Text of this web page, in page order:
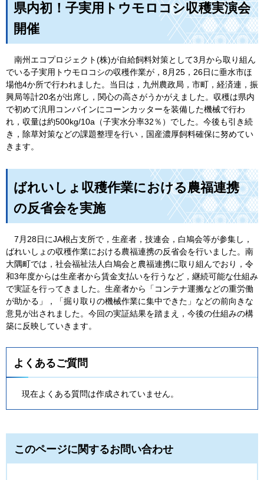
県内初！子実用トウモロコシ収穫実演会
開催
南州エコプロジェクト(株)が自給飼料対策として3月から取り組ん
でいる子実用トウモロコシの収穫作業が，8月25，26日に垂水市ほ
場他4か所で行われました。当日は，九州農政局，市町，経済連，振
興局等計20名が出席し，関心の高さがうかがえました。収穫は県内
で初めて汎用コンバインにコーンカッターを装備した機械で行わ
れ，収量は約500kg/10a（子実水分率32％）でした。今後も引き続
き，除草対策などの課題整理を行い，国産濃厚飼料確保に努めてい
きます。
ばれいしょ収穫作業における農福連携
の反省会を実施
7 月28日にJA根占支所で，生産者，技連会，白鳩会等が参集し，
ばれいしょの収穫作業における農福連携の反省会を行いました。南
大隅町では，社会福祉法人白鳩会と農福連携に取り組んでおり，令
和3年度からは生産者から賃金支払いを行うなど，継続可能な仕組み
で実証を行ってきました。生産者から「コンテナ運搬などの重労働
が助かる」，「掘り取りの機械作業に集中できた」などの前向きな
意見が出されました。今回の実証結果を踏まえ，今後の仕組みの構
築に反映していきます。
よくあるご質問
現在よくある質問は作成されていません。
このページに関するお問い合わせ